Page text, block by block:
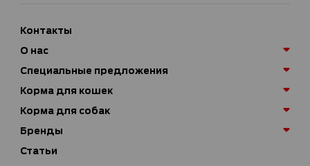
Контакты
О нас
Специальные предложения
Корма для кошек
Корма для собак
Бренды
Статьи